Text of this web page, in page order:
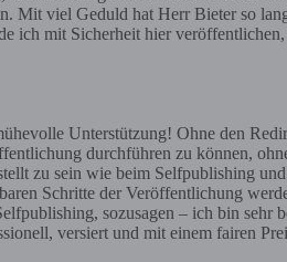
Mit viel Geduld hat Herr Bieter so
mit Sicherheit hier
Unterstützung! Ohne den
durchführen zu können,
zu sein wie beim Selfpublishing
Schritte der Veröffentlichung
sozusagen – ich bin sehr
versiert und mit einem fairen